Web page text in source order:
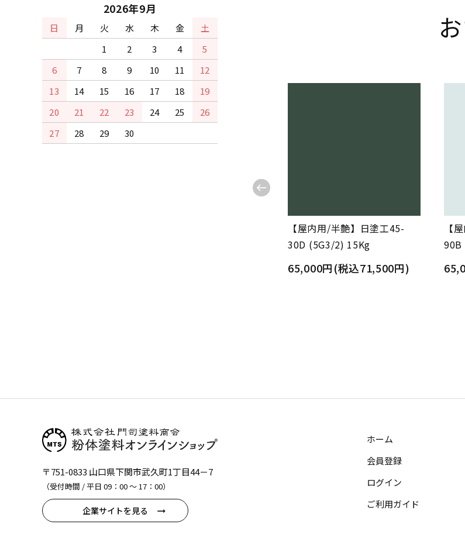
2026年9月
日 月 火 水 木 金
土
1
2 3 4
5
6
7 8 9 10 11
12
13
14 15 16 17 18
19
20
21 22 23 24 25
26
27
28 29 30
【屋内用/半艶】日塗工45-
30D (5G3/2) 15Kg
65,000円(税込71,500円)
【
90B
〒751-0833 山口県下関市武久町1丁目44－7
（受付時間 / 平日 09：00 〜 17：00）
企業サイトを見る
ホーム
会員登録
ログイン
ご利用ガイド